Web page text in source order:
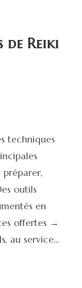
de Reiki
techniques
outils
en
offertes →
au service…